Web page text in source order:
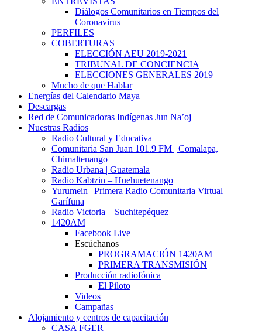
Diálogos Comunitarios en Tiempos del
Coronavirus
PERFILES
COBERTURAS
ELECCIÓN AEU 2019-2021
TRIBUNAL DE CONCIENCIA
ELECCIONES GENERALES 2019
Mucho de que Hablar
Energías del Calendario Maya
Descargas
Red de Comunicadoras Indígenas Jun Na’oj
Nuestras Radios
Radio Cultural y Educativa
Comunitaria San Juan 101.9 FM | Comalapa,
Chimaltenango
Radio Urbana | Guatemala
Radio Kabtzin – Huehuetenango
Yurumein | Primera Radio Comunitaria Virtual
Garífuna
Radio Victoria – Suchitepéquez
1420AM
Facebook Live
Escúchanos
PROGRAMACIÓN 1420AM
PRIMERA TRANSMISIÓN
Producción radiofónica
El Piloto
Videos
Campañas
Alojamiento y centros de capacitación
CASA FGER